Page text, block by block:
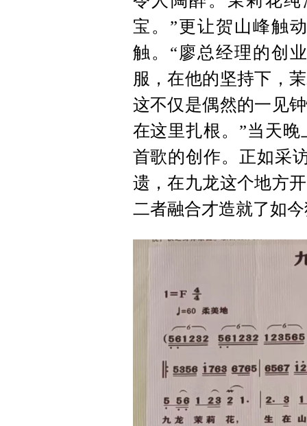
宝。”更让贺山峰触
触。“廖总经理的创
服，在他的坚持下，
这不仅是偶然的一见
在这里扎根。”当天
首歌的创作。正如采
遗，在九龙这个地方
二者融合才造就了如